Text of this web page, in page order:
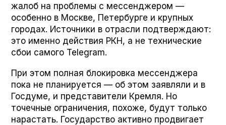
жалоб на проблемы с мессенджером —
особенно в Москве, Петербурге и крупных
городах. Источники в отрасли подтверждают:
это именно действия РКН, а не технические
сбои самого Telegram.
При этом полная блокировка мессенджера
пока не планируется — об этом заявляли и в
Госдуме, и представители Кремля. Но
точечные ограничения, похоже, будут только
нарастать. Государство активно продвигает